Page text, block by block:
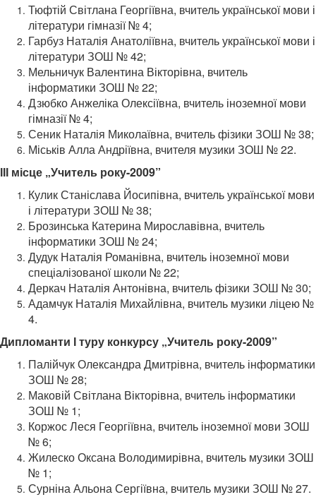
Тюфтій Світлана Георгіївна, вчитель української мови і
літератури гімназії № 4;
Гарбуз Наталія Анатоліївна, вчитель української мови і
літератури ЗОШ № 42;
Мельничук Валентина Вікторівна, вчитель
інформатики ЗОШ № 22;
Дзюбко Анжеліка Олексіївна, вчитель іноземної мови
гімназії № 4;
Сеник Наталія Миколаївна, вчитель фізики ЗОШ № 38;
Міськів Алла Андріївна, вчителя музики ЗОШ № 22.
ІІІ місце „Учитель року-2009”
Кулик Станіслава Йосипівна, вчитель української мови
і літератури ЗОШ № 38;
Брозинська Катерина Мирославівна, вчитель
інформатики ЗОШ № 24;
Дудук Наталія Романівна, вчитель іноземної мови
спеціалізованої школи № 22;
Деркач Наталія Антонівна, вчитель фізики ЗОШ № 30;
Адамчук Наталія Михайлівна, вчитель музики ліцею №
4.
Дипломанти І туру конкурсу „Учитель року-2009”
Палійчук Олександра Дмитрівна, вчитель інформатики
ЗОШ № 28;
Маковій Світлана Вікторівна, вчитель інформатики
ЗОШ № 1;
Коржос Леся Георгіївна, вчитель іноземної мови ЗОШ
№ 6;
Жилеско Оксана Володимирівна, вчитель музики ЗОШ
№ 1;
Сурніна Альона Сергіївна, вчитель музики ЗОШ № 27.